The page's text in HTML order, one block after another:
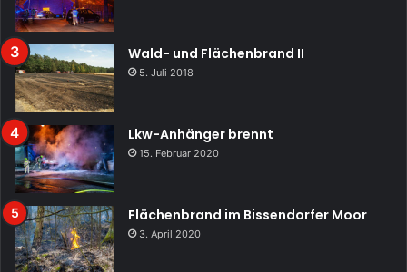
Wald- und Flächenbrand II
5. Juli 2018
Lkw-Anhänger brennt
15. Februar 2020
Flächenbrand im Bissendorfer Moor
3. April 2020